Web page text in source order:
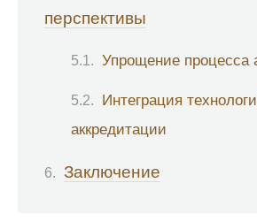
перспективы
Упрощение процесса
Интеграция
аккредитации
Заключение